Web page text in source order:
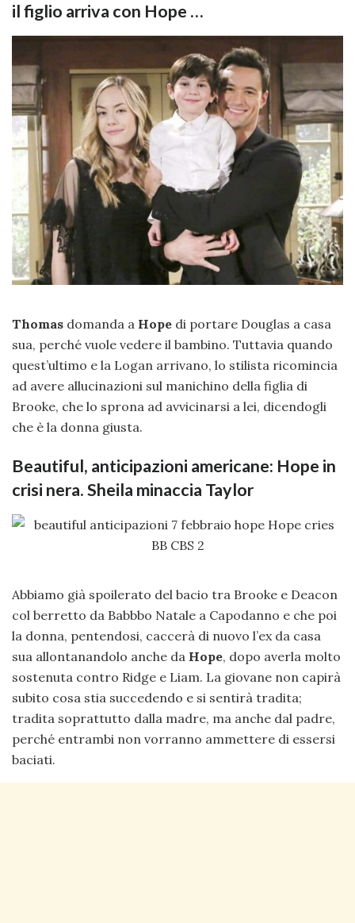
il figlio arriva con Hope …
Thomas domanda a Hope di portare Douglas a casa
sua, perché vuole vedere il bambino. Tuttavia quando
quest’ultimo e la Logan arrivano, lo stilista ricomincia
ad avere allucinazioni sul manichino della figlia di
Brooke, che lo sprona ad avvicinarsi a lei, dicendogli
che è la donna giusta.
Beautiful, anticipazioni americane: Hope in
crisi nera. Sheila minaccia Taylor
Abbiamo già spoilerato del bacio tra Brooke e Deacon
col berretto da Babbbo Natale a Capodanno e che poi
la donna, pentendosi, caccerà di nuovo l’ex da casa
sua allontanandolo anche da Hope, dopo averla molto
sostenuta contro Ridge e Liam. La giovane non capirà
subito cosa stia succedendo e si sentirà tradita;
tradita soprattutto dalla madre, ma anche dal padre,
perché entrambi non vorranno ammettere di essersi
baciati.